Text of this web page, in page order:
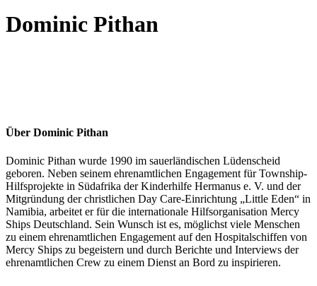
Dominic Pithan
Über Dominic Pithan
Dominic Pithan wurde 1990 im sauerländischen Lüdenscheid
geboren. Neben seinem ehrenamtlichen Engagement für Township-
Hilfsprojekte in Südafrika der Kinderhilfe Hermanus e. V. und der
Mitgründung der christlichen Day Care-Einrichtung „Little Eden“ in
Namibia, arbeitet er für die internationale Hilfsorganisation Mercy
Ships Deutschland. Sein Wunsch ist es, möglichst viele Menschen
zu einem ehrenamtlichen Engagement auf den Hospitalschiffen von
Mercy Ships zu begeistern und durch Berichte und Interviews der
ehrenamtlichen Crew zu einem Dienst an Bord zu inspirieren.